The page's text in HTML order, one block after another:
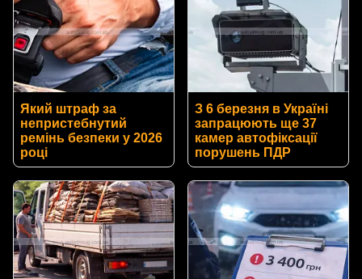
Який штраф за
непристебнутий
ремінь безпеки у 2026
році
З 6 березня в Україні
запрацюють ще 37
камер автофіксації
порушень ПДР